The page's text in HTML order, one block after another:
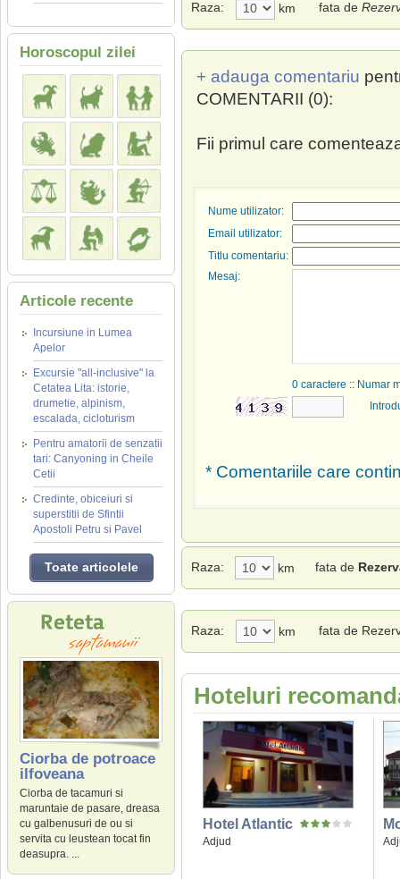
Horoscopul zilei
Articole recente
Incursiune in Lumea
Apelor
Excursie "all-inclusive" la
Cetatea Lita: istorie,
drumetie, alpinism,
escalada, cicloturism
Pentru amatorii de senzatii
tari: Canyoning in Cheile
Cetii
Credinte, obiceiuri si
superstitii de Sfintii
Apostoli Petru si Pavel
Toate articolele
Ciorba de potroace
ilfoveana
Ciorba de tacamuri si
maruntaie de pasare, dreasa
cu galbenusuri de ou si
servita cu leustean tocat fin
deasupra. ...
Raza: km fata de
+ adauga comentariu
COMENTARII (0):
Fii primul care
Nume utilizator:
Email utilizator:
Titlu comentariu:
Mesaj:
0 caractere :: Numar
* Comentariile care
Raza: km fata de
Raza: km fata de
Hoteluri
Hotel Atlantic
Adjud